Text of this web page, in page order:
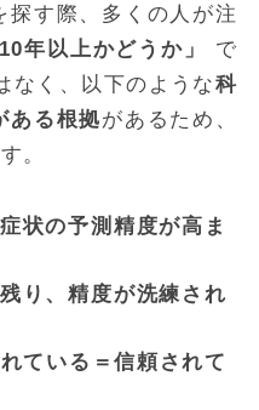
探す際、多くの人が注
年以上かどうか」
で
なく、以下のような科
ある根拠があるため、
。
状の予測精度が高ま
り、精度が洗練され
ている＝信頼されて